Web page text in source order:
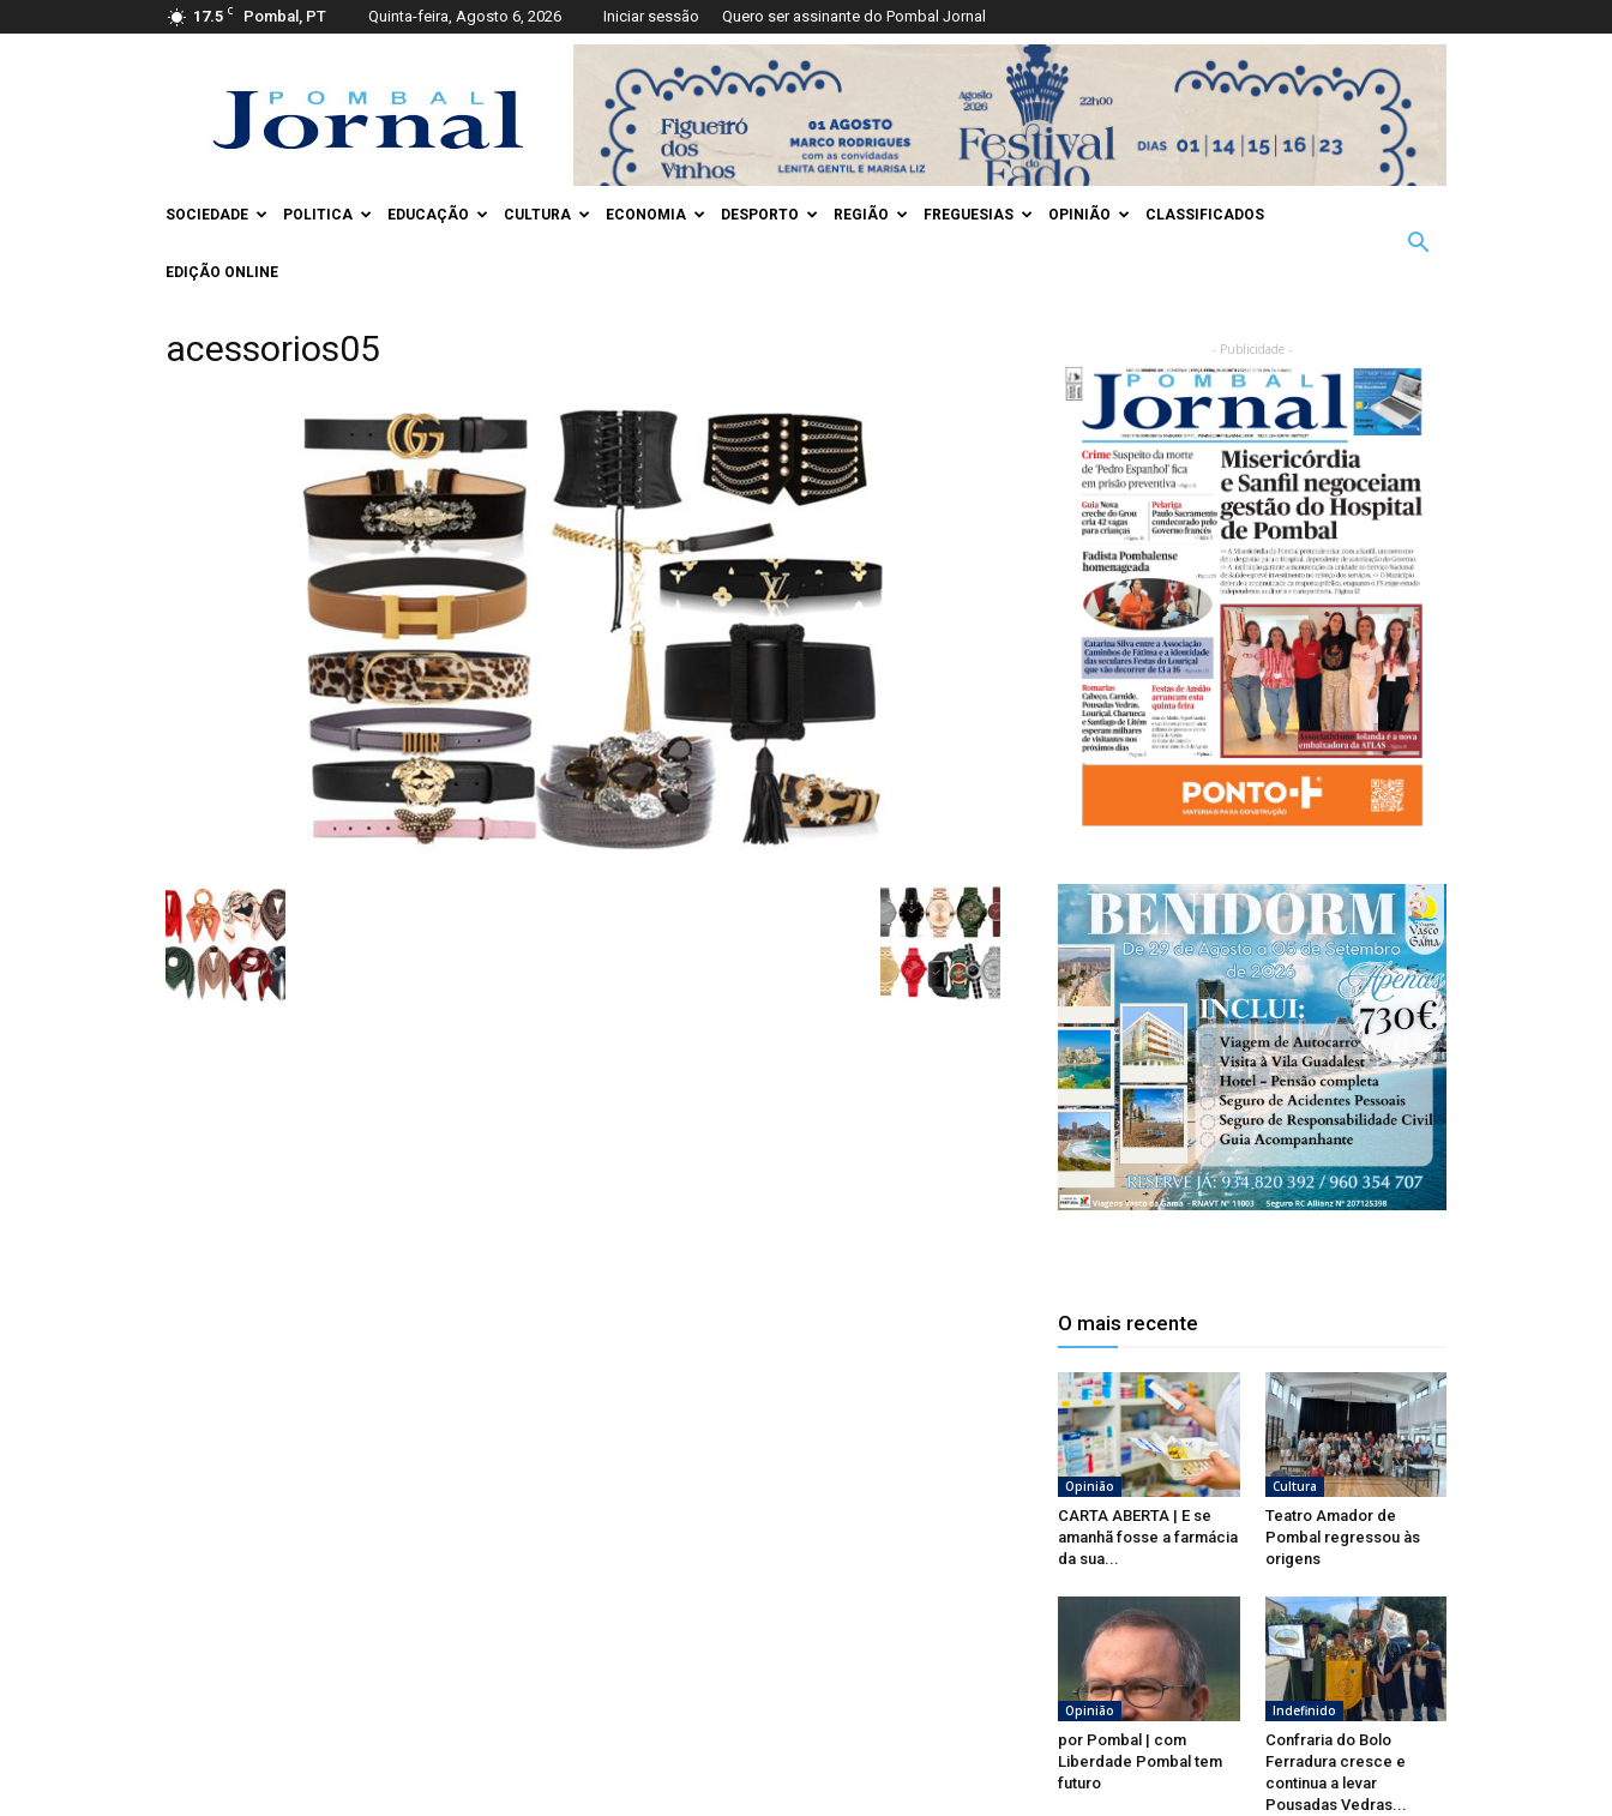
17.5 C Pombal, PT Quinta-feira, Agosto 6, 2026 Iniciar sessão Quero ser assinante do Pombal Jornal
Jornal
SOCIEDADE POLITICA EDUCAÇÃO CULTURA ECONOMIA DESPORTO REGIÃO FREGUESIAS OPINIÃO CLASSIFICADOS
EDIÇÃO ONLINE
acessorios05 - Publicidade -
O mais recente
Opinião
CARTA ABERTA | E se
amanhã fosse a farmácia
da sua...
Cultura
Teatro Amador de
Pombal regressou às
origens
Opinião
por Pombal | com
Liberdade Pombal tem
futuro
Indefinido
Confraria do Bolo
Ferradura cresce e
continua a levar
Pousadas Vedras...